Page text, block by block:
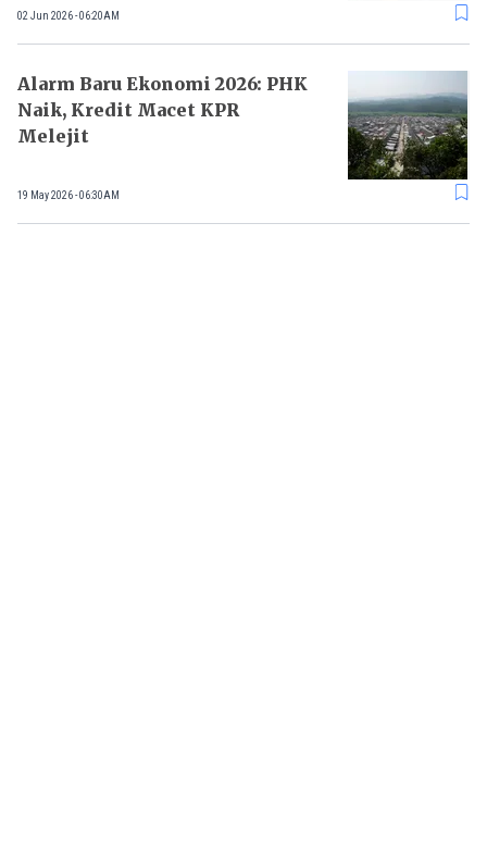
02 Jun 2026 - 06:20AM
Alarm Baru Ekonomi 2026: PHK
Naik, Kredit Macet KPR
Melejit
19 May 2026 - 06:30AM